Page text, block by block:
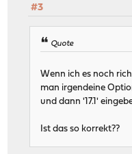
#3
Quote
Wenn ich es noch
man irgendeine
und dann '17.1'
Ist das so korrekt??